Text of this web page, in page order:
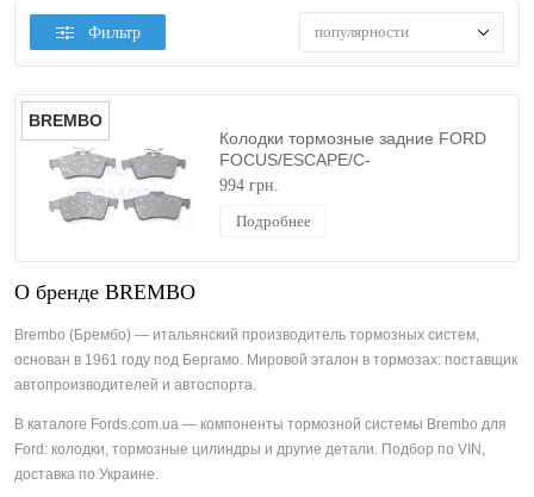
Фильтр популярности
BREMBO
Колодки тормозные задние FORD
FOCUS/ESCAPE/C-
MAX/KUGA/CONNECT 2003-
994 грн.
Подробнее
О бренде BREMBO
Brembo (Брембо) — итальянский производитель тормозных систем,
основан в 1961 году под Бергамо. Мировой эталон в тормозах: поставщик
автопроизводителей и автоспорта.
В каталоге Fords.com.ua — компоненты тормозной системы Brembo для
Ford: колодки, тормозные цилиндры и другие детали. Подбор по VIN,
доставка по Украине.